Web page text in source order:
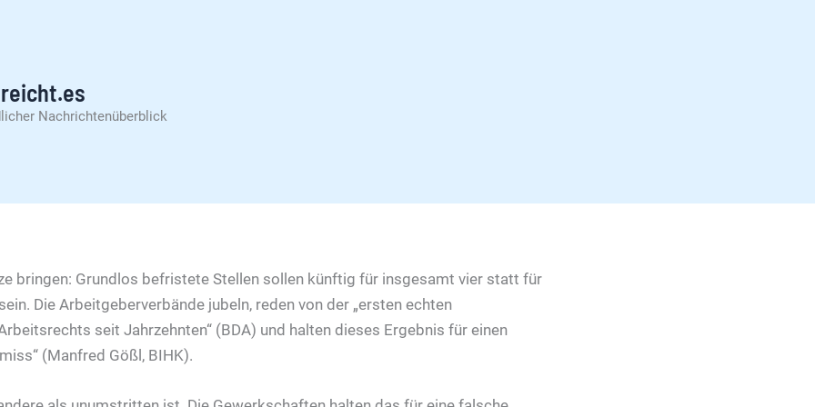
Nachrichtenüberblick
bringen: Grundlos befristete Stellen sollen künftig für insgesamt vier statt für
Die Arbeitgeberverbände jubeln, reden von der „ersten echten
seit Jahrzehnten“ (BDA) und halten dieses Ergebnis für einen
(Manfred Gößl, BIHK).